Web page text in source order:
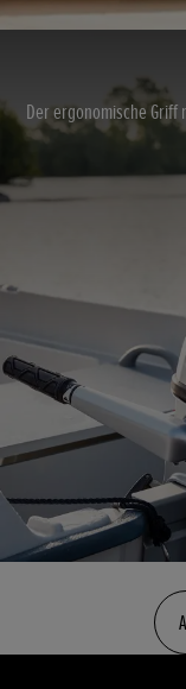
Der ergonomische Griff